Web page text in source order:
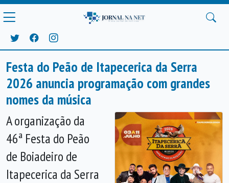
Festa do Peão de Itapecerica da Serra
2026 anuncia programação com grandes
nomes da música
A organização da
46ª Festa do Peão
de Boiadeiro de
Itapecerica da Serra